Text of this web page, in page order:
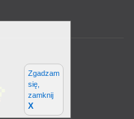
Zgadzam
się,
zamknij
X